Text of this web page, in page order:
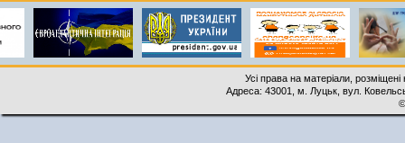
Усі права на матеріали,
Адреса: 43001, м. Луцьк, вул.